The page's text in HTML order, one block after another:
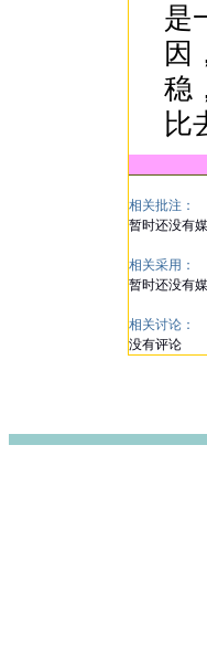
是
因
稳
比
相关批注：
暂时还没有
相关采用：
暂时还没有
相关讨论：
没有评论